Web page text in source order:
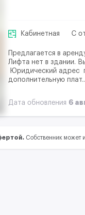
Кабинетная С
Предлагается в
Лифта нет в здании.
Юридический адрес
дополнительную
Дата обновления 6
Собственник может